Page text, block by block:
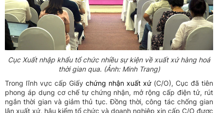
Cục Xuất nhập khẩu tổ chức nhiều sự kiện về xuất xứ hàng hoá
thời gian qua. (Ảnh: Minh Trang)
Trong lĩnh vực cấp Giấy chứng nhận xuất xứ (C/O), Cục đã tiên
phong áp dụng cơ chế tự chứng nhận, mở rộng cấp điện tử, rút
ngắn thời gian và giảm thủ tục. Đồng thời, công tác chống gian
lận xuất xứ, hậu kiểm tổ chức và doanh nghiệp xin cấp C/O được